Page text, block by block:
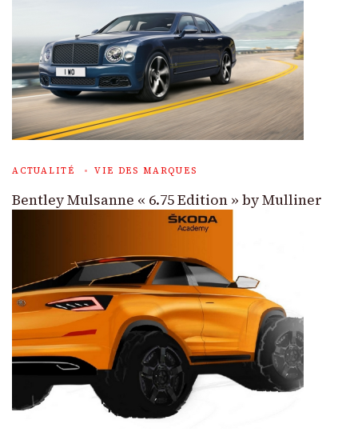
ACTUALITÉ VIE DES MARQUES
Bentley Mulsanne « 6.75 Edition » by Mulliner